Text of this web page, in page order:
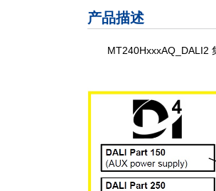
产品描述
MT240HxxxAQ_DALI2 集